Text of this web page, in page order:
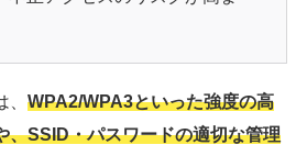
WPA2/WPA3といった強度の高
、SSID・パスワードの適切な管理